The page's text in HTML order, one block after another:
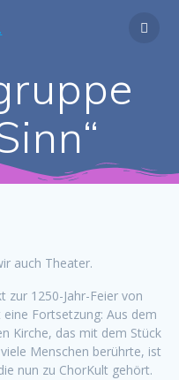
auch Theater.
zur 1250-Jahr-Feier von
Fortsetzung: Aus dem
Kirche, das mit dem Stück
Menschen berührte, ist
nun zu ChorKult gehört.